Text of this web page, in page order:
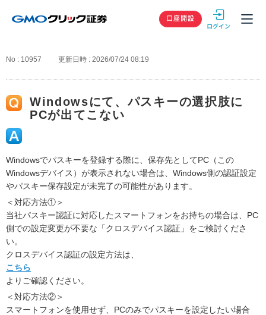
GMOクリック
口座開設
No : 10957 更新日時 : 2026/07/24 08:19
Windowsにて、パスキーの選択肢に
PCが出てこない
Windowsでパスキーを登録する際に、保存先としてPC（この
Windowsデバイス）が表示されない場合は、Windows側の認証設定
やパスキー保存設定が未完了の可能性があります。
＜対応方法①＞
当社パスキー認証に対応したスマートフォンをお持ちの場合は、PC
側での設定変更が不要な「クロスデバイス認証」をご検討くださ
い。
クロスデバイス認証の設定方法は、
こちら
よりご確認ください。
＜対応方法②＞
スマートフォンを使用せず、PCのみでパスキーを設定したい場合